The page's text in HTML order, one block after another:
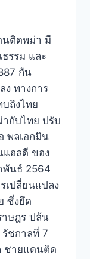
นติดพม่า มี
รรม และ
กัน
ง ทางการ
บถึงไทย
ากับไทย ปรับ
พลเอกมิน
แอลดี ของ
พันธ์ 2564
เปลี่ยนแปลง
ซึ่งยึด
ษฎร ปล้น
ชกาลที่ 7
ชายแดนติด